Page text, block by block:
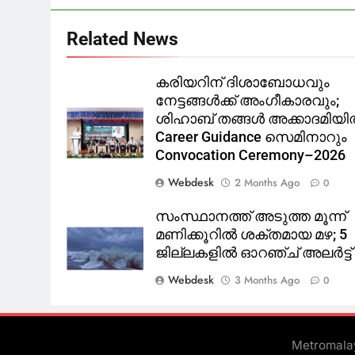
Related News
കരിയറിന് ദിശാബോധവും
നേട്ടങ്ങൾക്ക് അംഗീകാരവും;
ശിഹാബ് തങ്ങൾ
Career Guidance സെമിനാറും
Convocation Ceremony–2026
Webdesk
2 Months Ago 0
സംസ്ഥാനത്ത് അടുത്ത മൂന്ന്
മണിക്കൂറിൽ ശക്തമായ മഴ; 5
ജില്ലകളിൽ ഓറഞ്ച് അലർട്ട്
Webdesk
3 Months Ago 0